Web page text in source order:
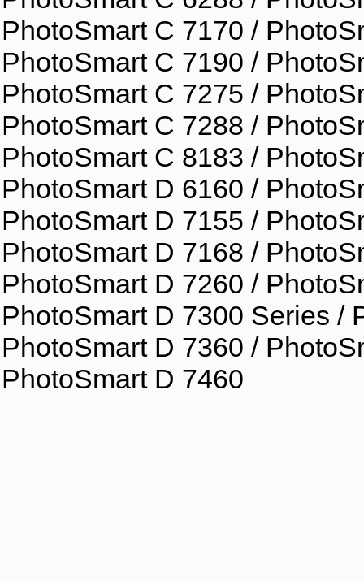
PhotoSmart C 7170 /
PhotoSmart C 7190 /
PhotoSmart C 7275 /
PhotoSmart C 7288 /
PhotoSmart C 8183 /
PhotoSmart D 6160 /
PhotoSmart D 7155 /
PhotoSmart D 7168 /
PhotoSmart D 7260 /
PhotoSmart D 7300 Series /
PhotoSmart D 7360 /
PhotoSmart D 7460